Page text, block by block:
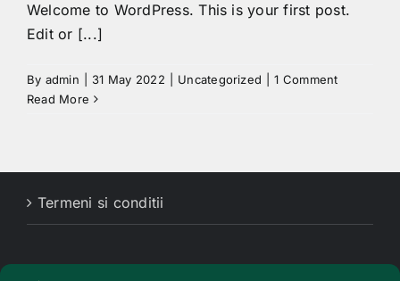
Welcome to WordPress. This is your first post.
Edit or [...]
By admin 31 May 2022 Uncategorized
1 Comment
Read More
Termeni si conditii